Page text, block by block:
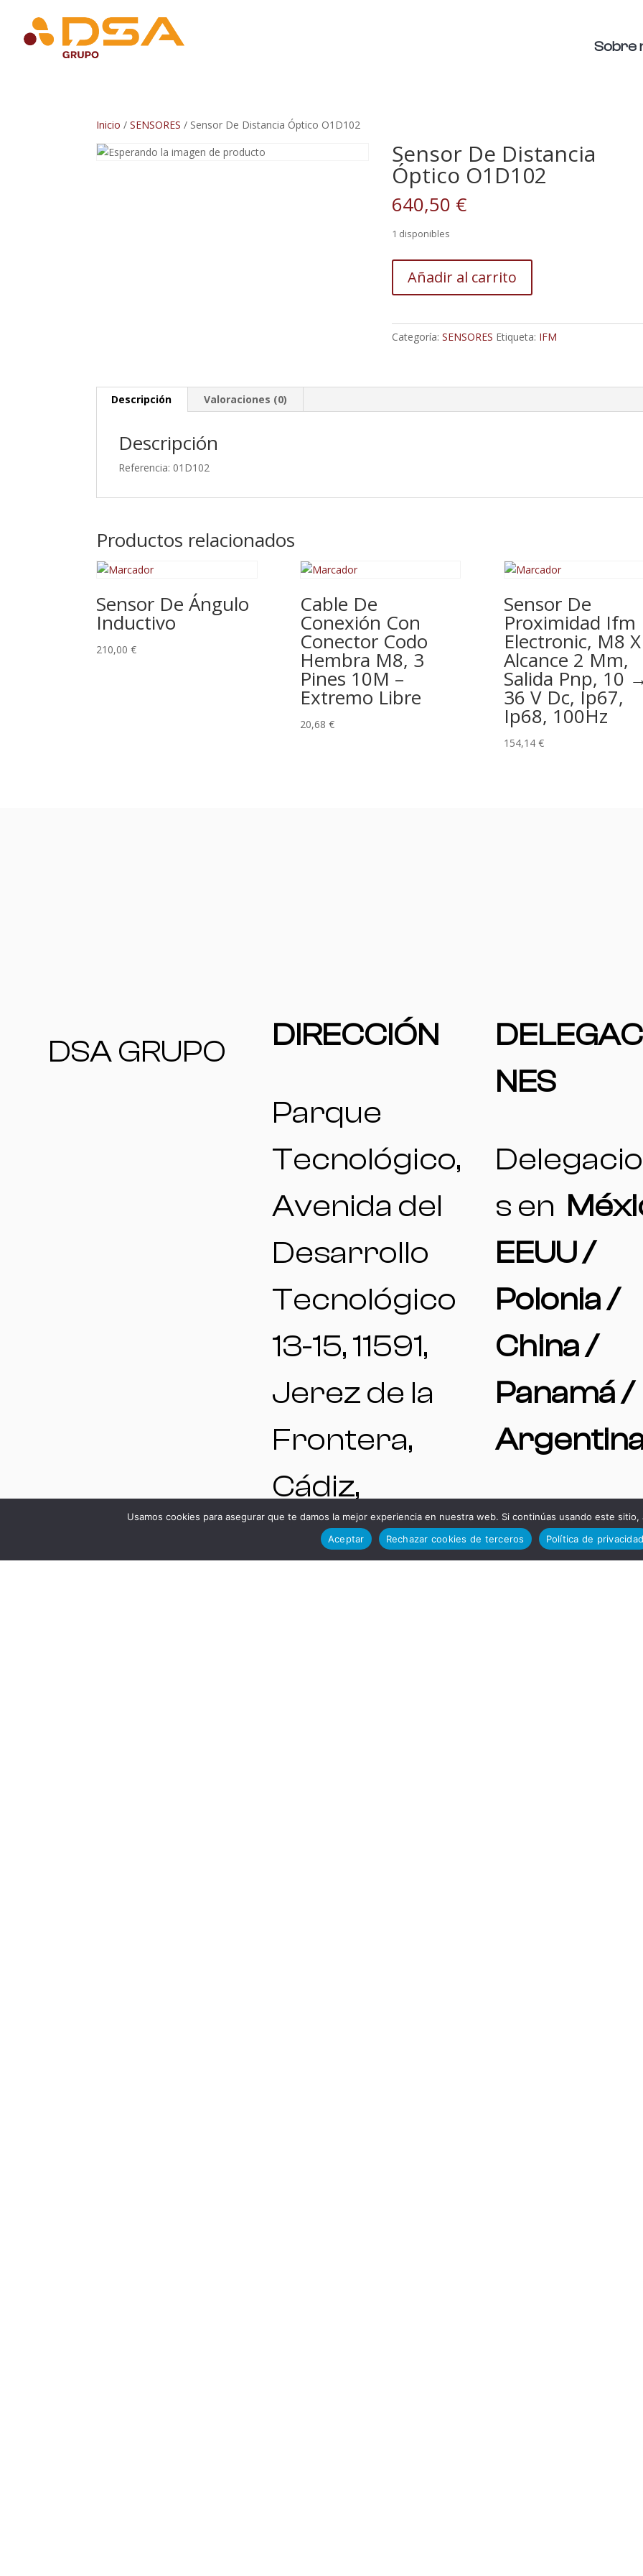
Sobre
Inicio /SENSORES / Sensor De Distancia Óptico O1D102
Sensor De Distancia
Óptico O1D102
640,50 €
1 disponibles
Distancia
O1D102
Añadir al carrito
Categoría:SENSORES Etiqueta: IFM
Descripción Valoraciones (0)
Descripción
Referencia: 01D102
Productos relacionados
Sensor De Ángulo
Inductivo
210,00€
Cable De
Conexión Con
Conector Codo
Hembra M8, 3
Pines 10M –
Extremo Libre
20,68 €
Sensor De
Proximidad Ifm
Electronic, M8
Alcance 2 Mm,
Salida Pnp, 10
36 V Dc, Ip67,
Ip68, 100Hz
154,14 €
DSA GRUPO DIRECCIÓN
Parque
Tecnológico,
Avenida del
Desarrollo
Tecnológico
13-15, 11591,
Jerez de la
Frontera,
Cádiz,
España.
NES
s en
EEUU /
Polonia /
China /
Panamá /
Usamos cookies para asegurar que te damos la mejor experiencia en nuestra web. Si continúas usando este
Aceptar
Rechazar cookies de terceros Política de